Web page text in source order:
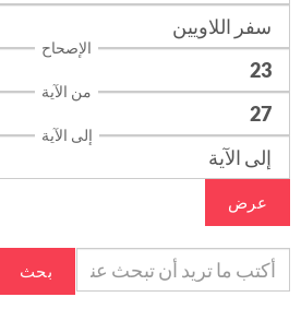
الإصحاح
من الآية
إلى الآية
عرض
بحث